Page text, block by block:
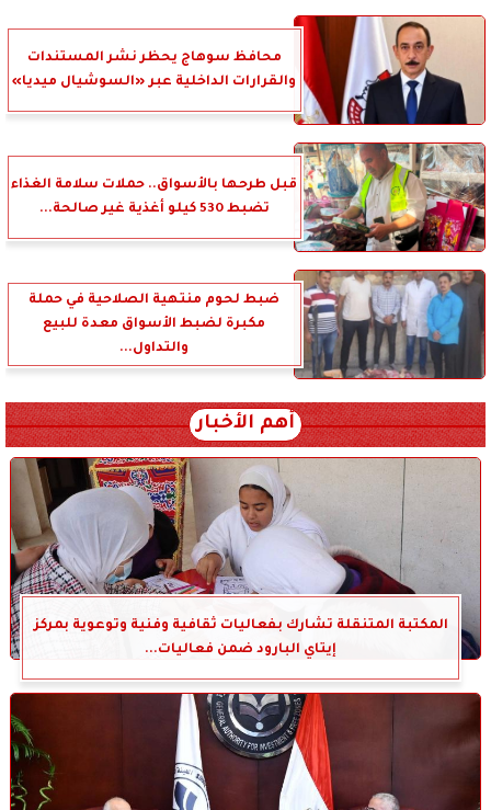
محافظ سوهاج يحظر نشر المستندات
والقرارات الداخلية عبر «السوشيال ميديا»
قبل طرحها بالأسواق.. حملات سلامة الغذاء
تضبط 530 كيلو أغذية غير صالحة...
ضبط لحوم منتهية الصلاحية في حملة
مكبرة لضبط الأسواق معدة للبيع
والتداول...
أهم الأخبار
المكتبة المتنقلة تشارك بفعاليات ثقافية وفنية وتوعوية بمركز
إيتاي البارود ضمن فعاليات...